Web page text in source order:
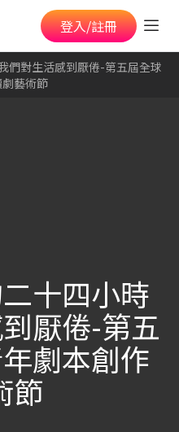
登入/註冊
們對生活感到厭倦-第五屆全球
藝術節
十四小時
厭倦-第五
劇本創作
節